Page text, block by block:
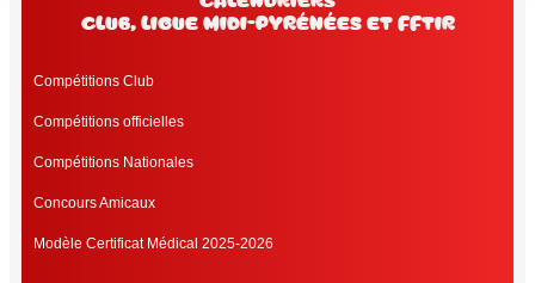
club, Ligue Midi-Pyrénées et FFtir
Compétitions Club
Compétitions officielles
Compétitions Nationales
Concours Amicaux
Modèle Certificat Médical 2025-2026